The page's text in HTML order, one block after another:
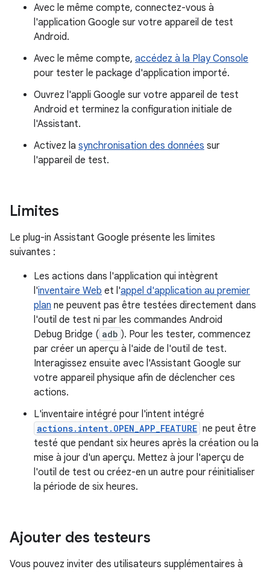
Avec le même compte, connectez-vous à
l'application Google sur votre appareil de test
Android.
Avec le même compte, accédez à la Play Console
pour tester le package d'application importé.
Ouvrez l'appli Google sur votre appareil de test
Android et terminez la configuration initiale de
l'Assistant.
Activez la synchronisation des données sur
l'appareil de test.
Limites
Le plug-in Assistant Google présente les limites
suivantes :
Les actions dans l'application qui intègrent
l'inventaire Web et l'appel d'application au premier
plan ne peuvent pas être testées directement dans
l'outil de test ni par les commandes Android
Debug Bridge ( adb ). Pour les tester, commencez
par créer un aperçu à l'aide de l'outil de test.
Interagissez ensuite avec l'Assistant Google sur
votre appareil physique afin de déclencher ces
actions.
L'inventaire intégré pour l'intent intégré
actions.intent.OPEN_APP_FEATURE ne peut être
testé que pendant six heures après la création ou la
mise à jour d'un aperçu. Mettez à jour l'aperçu de
l'outil de test ou créez-en un autre pour réinitialiser
la période de six heures.
Ajouter des testeurs
Vous pouvez inviter des utilisateurs supplémentaires à